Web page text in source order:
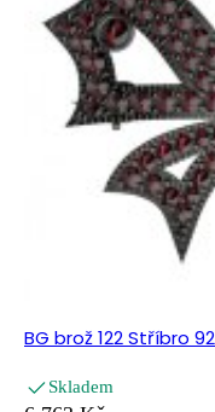
BG brož 122 Stříbro
Skladem